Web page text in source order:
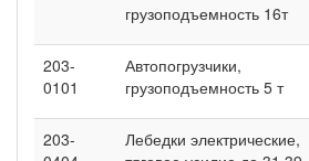
грузоподъемность 16т
203-
0101
Автопогрузчики,
грузоподъемность 5 т
203-
Лебедки электрические,